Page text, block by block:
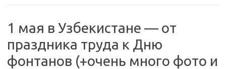
1 мая в Узбекистане — от
праздника труда к Дню
фонтанов (+очень много фото и